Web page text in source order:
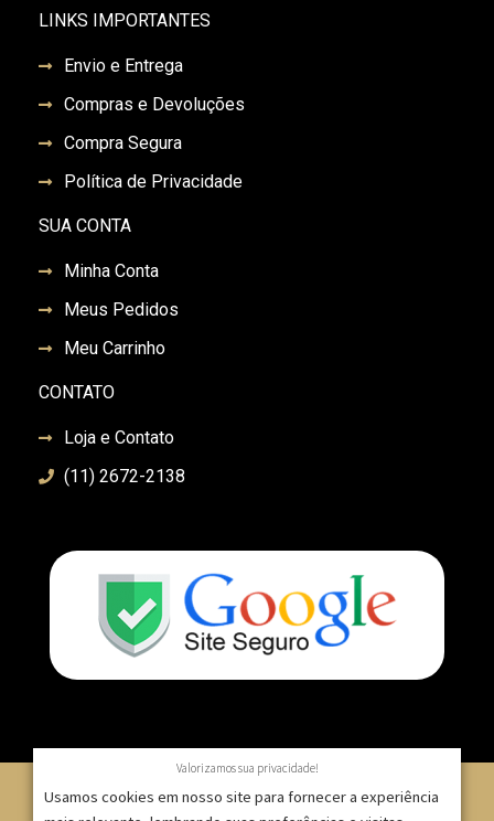
LINKS IMPORTANTES
Envio e Entrega
Compras e Devoluções
Compra Segura
Política de Privacidade
SUA CONTA
Minha Conta
Meus Pedidos
Meu Carrinho
CONTATO
Loja e Contato
(11) 2672-2138
Valorizamos sua privacidade!
Usamos cookies em nosso site para fornecer a experiência